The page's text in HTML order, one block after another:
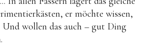
er möchte wissen,
Und wollen das auch – gut Ding